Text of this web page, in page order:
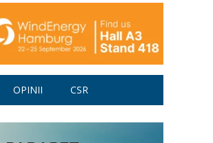
OPINII CSR